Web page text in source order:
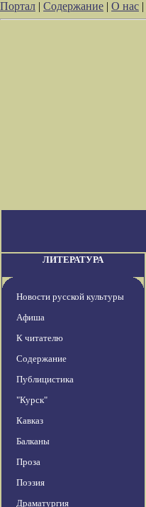
Портал | Содержание | О нас |
ЛИТЕРАТУРА
Новости русской культуры
Афиша
К читателю
Содержание
Публицистика
"Курск"
Кавказ
Балканы
Проза
Поэзия
Драматургия